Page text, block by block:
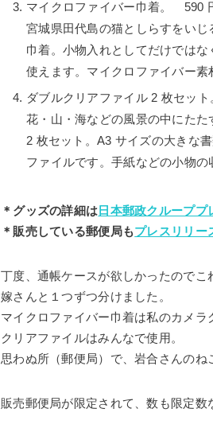
マイクロファイバー巾着。 590
宮城県田代島の猫としらすをい
巾着。小物入れとしてだけでは
使えます。マイクロファイバー素
ダブルクリアファイル 2 枚セッ
花・山・海などの風景の中にた
2 枚セット。A3 サイズの大きな
ファイルです。手紙などの小物の
＊グッズの詳細は 日本郵政クループプ
＊販売している郵便局もプレスリリー
丁度、通帳ケースが欲しかったのでこ
嫁さんと１つずつ分けました。
マイクロファイバー巾着は私のカメラ
クリアファイルはみんなで使用。
思わぬ所（郵便局）で、岩合さんのね
販売郵便局が限定されて、数も限定